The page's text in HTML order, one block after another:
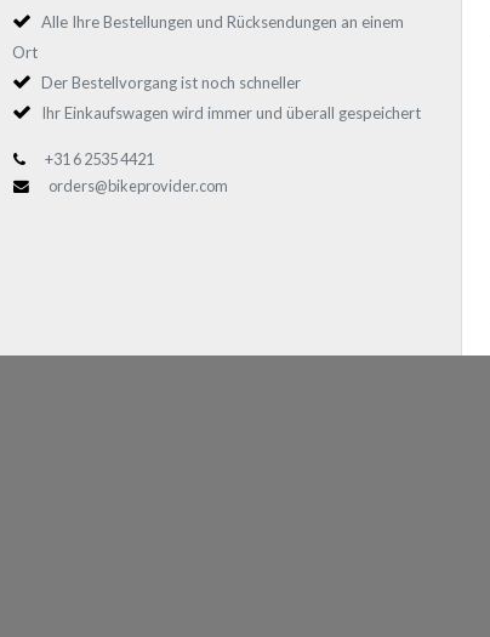
Alle Ihre Bestellungen und Rücksendungen an einem
Ort
Der Bestellvorgang ist noch schneller
Ihr Einkaufswagen wird immer und überall gespeichert
+31 6 2535 4421
orders@bikeprovider.com